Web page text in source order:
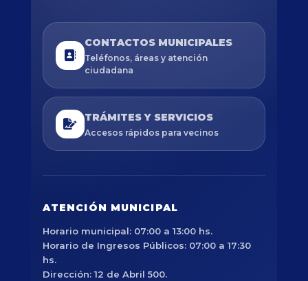
CONTACTOS MUNICIPALES
Teléfonos, áreas y atención
ciudadana
TRÁMITES Y SERVICIOS
Accesos rápidos para vecinos
ATENCIÓN MUNICIPAL
Horario municipal: 07:00 a 13:00 hs.
Horario de Ingresos Públicos: 07:00 a 17:30
hs.
Dirección: 12 de Abril 500.